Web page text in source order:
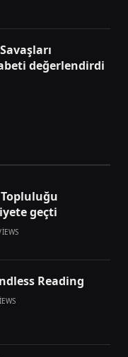
değerlendirdi
geçti
Reading